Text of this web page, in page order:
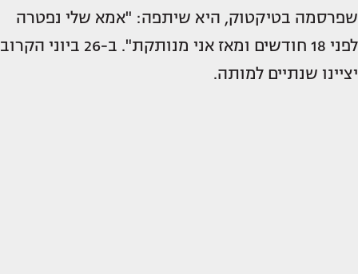
שפרסמה בטיקטוק, היא שיתפה: "אמא שלי נפטרה
לפני 18 חודשים ומאז אני מנותקת". ב-26 ביוני הקרוב
יציינו שנתיים למותה.